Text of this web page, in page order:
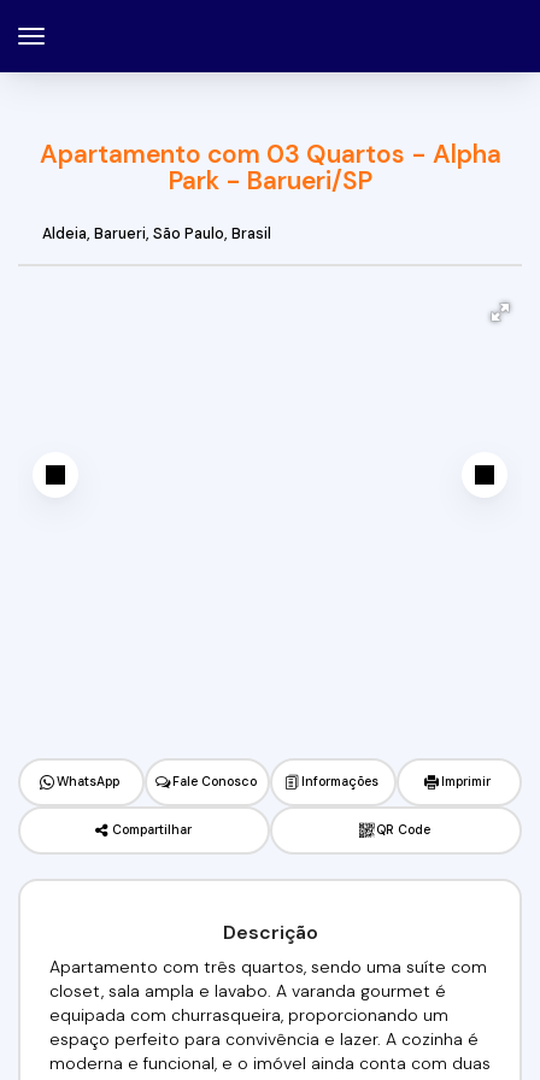
Apartamento com 03 Quartos - Alpha
Park - Barueri/SP
Aldeia, Barueri, São Paulo, Brasil
WhatsApp Fale Conosco Informações Imprimir
Compartilhar QR Code
Descrição
Apartamento com três quartos, sendo uma suíte com
closet, sala ampla e lavabo. A varanda gourmet é
equipada com churrasqueira, proporcionando um
espaço perfeito para convivência e lazer. A cozinha é
moderna e funcional, e o imóvel ainda conta com duas